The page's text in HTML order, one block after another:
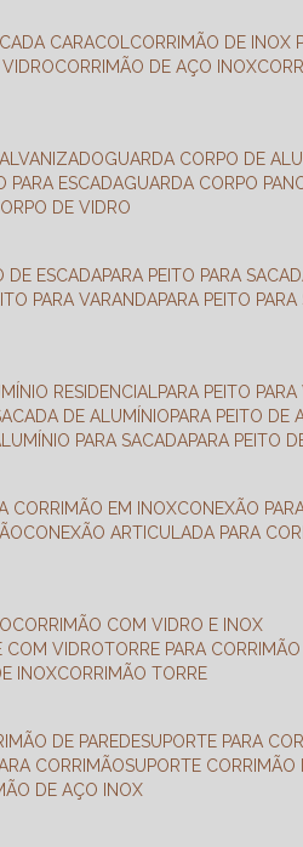
CARACOL
CORRIMÃO DE INOX
CORRIMÃO DE AÇO INOX
GUARDA CORPO DE
PARA ESCADA
GUARDA CORPO
DE VIDRO
DE ESCADA PARA PEITO PARA
PARA VARANDA PARA PEITO
RESIDENCIAL
PARA PEITO
DE ALUMÍNIO PARA PEITO
PARA SACADA PARA PEITO
CORRIMÃO EM INOX
CONEXÃO
CONEXÃO ARTICULADA PARA
CORRIMÃO COM VIDRO E INOX
COM VIDRO TORRE PARA
INOX
CORRIMÃO TORRE
DE PAREDE SUPORTE PARA
CORRIMÃO
SUPORTE CORRIMÃO
DE AÇO INOX